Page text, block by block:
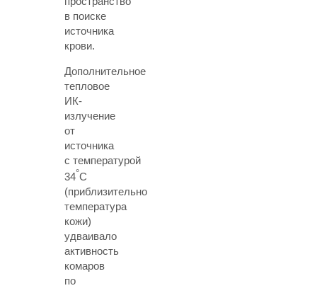
в поиске
источника
крови.
Дополнительное
тепловое
ИК-
излучение
от
источника
с температурой
34°С
(приблизительно
температура
кожи)
удваивало
активность
комаров
по